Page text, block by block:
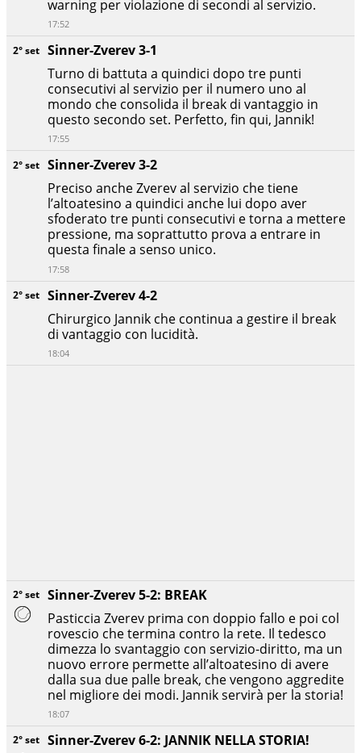
2° set Sinner-Zverev 6-2: JANNIK NELLA STORIA!
2° set Sinner-Zverev 5-2: BREAK
Pasticcia Zverev prima con doppio fallo e poi col
rovescio che termina contro la rete. Il tedesco
dimezza lo svantaggio con servizio-diritto, ma un
nuovo errore permette all’altoatesino di avere
dalla sua due palle break, che vengono aggredite
nel migliore dei modi. Jannik servirà per la storia!
18:07
2° set Sinner-Zverev 4-2
Chirurgico Jannik che continua a gestire il break
di vantaggio con lucidità.
18:04
2° set Sinner-Zverev 3-2
Preciso anche Zverev al servizio che tiene
l’altoatesino a quindici anche lui dopo aver
sfoderato tre punti consecutivi e torna a mettere
pressione, ma soprattutto prova a entrare in
questa finale a senso unico.
17:58
2° set Sinner-Zverev 3-1
Turno di battuta a quindici dopo tre punti
consecutivi al servizio per il numero uno al
mondo che consolida il break di vantaggio in
questo secondo set. Perfetto, fin qui, Jannik!
17:55
warning per violazione di secondi al servizio.
17:52